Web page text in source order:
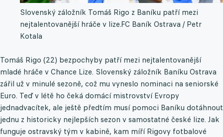
Slovenský záložník Tomáš Rigo z Baníku patří mezi
nejtalentovanější hráče v lize.FC Baník Ostrava / Petr
Kotala
Tomáš Rigo (22) bezpochyby patří mezi nejtalentovanější
mladé hráče v Chance Lize. Slovenský záložník Baníku Ostrava
zářil už v minulé sezoně, což mu vyneslo nominaci na seniorské
Euro. Teď v létě ho čeká domácí mistrovství Evropy
jednadvacítek, ale ještě předtím musí pomoci Baníku dotáhnout
jednu z historicky nejlepších sezon v samostatné české lize. Jak
funguje ostravský tým v kabině, kam míří Rigovy fotbalové